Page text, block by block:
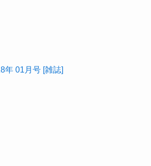
年 01月号 [雑誌]